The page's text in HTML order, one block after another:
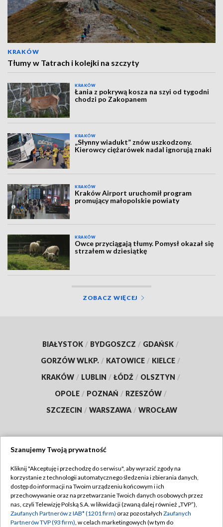
KRAKÓW
Tłumy w Tatrach i kolejki na szczyty
KRAKÓW
Łania z pokrywą kosza na szyi od tygodni
chodzi po Zakopanem
KRAKÓW
„Słynny wiadukt” znów uszkodzony.
Kierowcy ciężarówek nadal ignorują znaki
KRAKÓW
Kraków Airport uruchomił program
promujący małopolskie powiaty
KRAKÓW
Owce przyciągają tłumy. Pomysł okazał się
strzałem w dziesiątkę
ZOBACZ WIĘCEJ
BIAŁYSTOK / BYDGOSZCZ / GDAŃSK /
GORZÓW WLKP. / KATOWICE / KIELCE /
KRAKÓW / LUBLIN / ŁÓDŹ / OLSZTYN /
OPOLE / POZNAŃ / RZESZÓW /
SZCZECIN / WARSZAWA / WROCŁAW
TVP
Abonament TVP
Emisja w TVP
Regulamin TVP
Polityka prywatności
Szanujemy Twoją prywatność
Kliknij "Akceptuję i przechodzę do serwisu", aby wyrazić zgody na
korzystanie z technologii automatycznego śledzenia i zbierania danych,
dostęp do informacji na Twoim urządzeniu końcowym i ich
przechowywanie oraz na przetwarzanie Twoich danych osobowych przez
nas, czyli Telewizję Polską S.A. w likwidacji (zwaną dalej również „TVP”),
Zaufanych Partnerów z IAB* (1201 firm) oraz pozostałych Zaufanych
Partnerów TVP (93 firm), w celach marketingowych (w tym do